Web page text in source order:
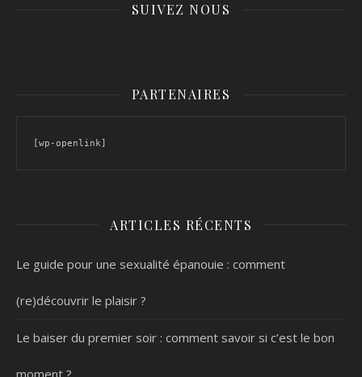
SUIVEZ NOUS
PARTENAIRES
[wp-openlink]
ARTICLES RÉCENTS
Le guide pour une sexualité épanouie : comment
(re)découvrir le plaisir ?
Le baiser du premier soir : comment savoir si c’est le bon
moment ?